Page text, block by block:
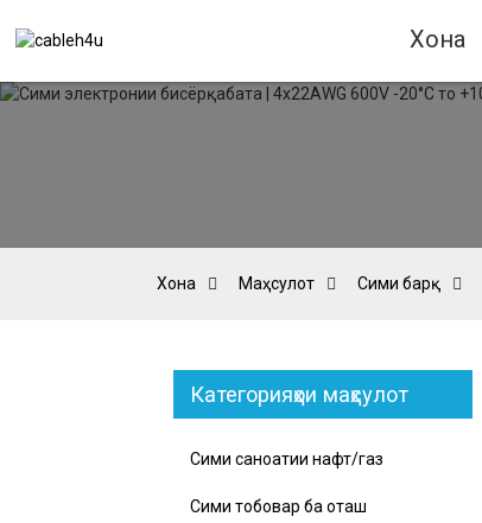
Хона
Хона Маҳсулот Сими барқ
Категорияҳои маҳсулот
Сими саноатии нафт/газ
Сими тобоварӣ ба оташ
Loading...
Loading...